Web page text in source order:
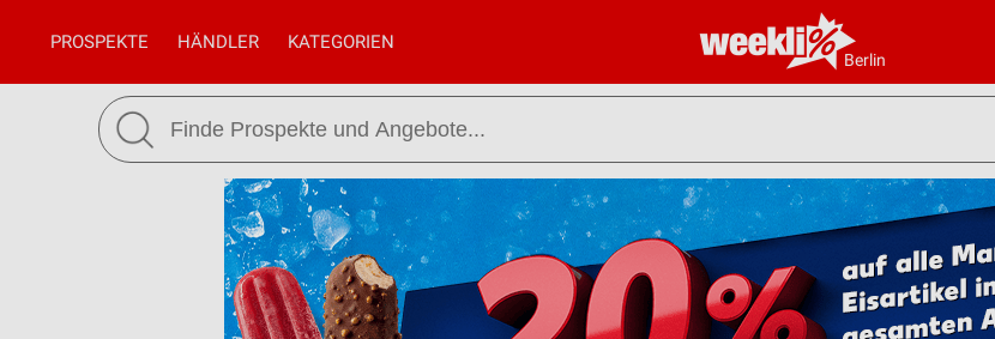
Berlin
PROSPEKTE HÄNDLER KATEGORIEN